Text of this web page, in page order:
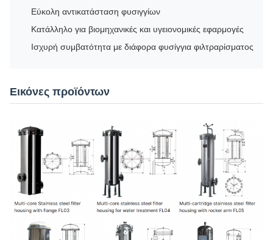
Εύκολη αντικατάσταση φυσιγγίων
Κατάλληλο για βιομηχανικές και υγειονομικές εφαρμογές
Ισχυρή συμβατότητα με διάφορα φυσίγγια φιλτραρίσματος
Εικόνες προϊόντων